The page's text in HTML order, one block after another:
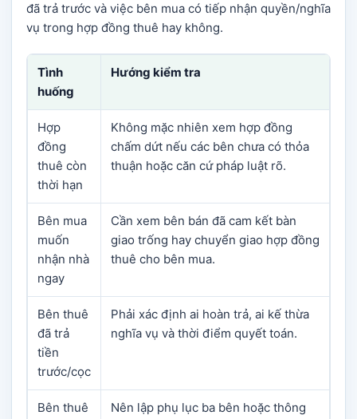
đã trả trước và việc bên mua có tiếp nhận quyền/nghĩa
vụ trong hợp đồng thuê hay không.
Tình
huống
Hướng kiểm tra
Hợp
đồng
thuê còn
thời hạn
Không mặc nhiên xem hợp đồng
chấm dứt nếu các bên chưa có thỏa
thuận hoặc căn cứ pháp luật rõ.
Bên mua
muốn
nhận nhà
ngay
Cần xem bên bán đã cam kết bàn
giao trống hay chuyển giao hợp đồng
thuê cho bên mua.
Bên thuê
đã trả
tiền
trước/cọc
Phải xác định ai hoàn trả, ai kế thừa
nghĩa vụ và thời điểm quyết toán.
Bên thuê Nên lập phụ lục ba bên hoặc thông